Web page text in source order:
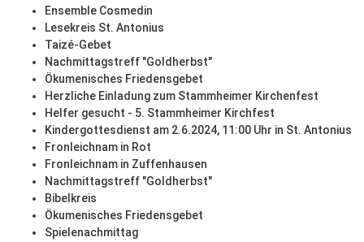
Ensemble Cosmedin
Lesekreis St. Antonius
Taizé-Gebet
Nachmittagstreff "Goldherbst"
Ökumenisches Friedensgebet
Herzliche Einladung zum Stammheimer Kirchenfest
Helfer gesucht - 5. Stammheimer Kirchfest
Kindergottesdienst am 2.6.2024, 11:00 Uhr in St. Antonius
Fronleichnam in Rot
Fronleichnam in Zuffenhausen
Nachmittagstreff "Goldherbst"
Bibelkreis
Ökumenisches Friedensgebet
Spielenachmittag